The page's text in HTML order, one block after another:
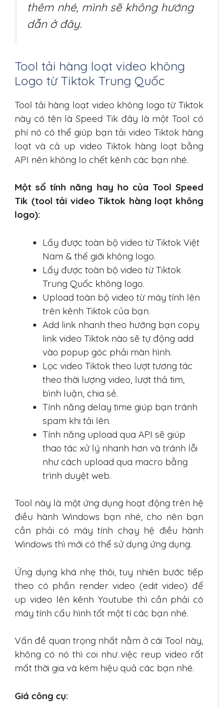
thêm nhé, mình sẽ không hướng
dẫn ở đây.
Tool tải hàng loạt video không
Logo từ Tiktok Trung Quốc
Tool tải hàng loạt video không logo từ Tiktok
này có tên là Speed Tik đây là một Tool có
phí nó có thể giúp bạn tải video Tiktok hàng
loạt và cả up video Tiktok hàng loạt bằng
API nên không lo chết kênh các bạn nhé.
Một số tính năng hay ho của Tool Speed
Tik (tool tải video Tiktok hàng loạt không
logo):
Lấy được toàn bộ video từ Tiktok Việt
Nam & thế giới không logo.
Lấy được toàn bộ video từ Tiktok
Trung Quốc không logo.
Upload toàn bộ video từ máy tính lên
trên kênh Tiktok của bạn.
Add link nhanh theo hướng bạn copy
link video Tiktok nào sẽ tự động add
vào popup góc phải màn hình.
Lọc video Tiktok theo lượt tương tác
theo thời lượng video, lượt thả tim,
bình luận, chia sẻ.
Tính năng delay time giúp bạn tránh
spam khi tải lên.
Tính năng upload qua API sẽ giúp
thao tác xử lý nhanh hơn và tránh lỗi
như cách upload qua macro bằng
trình duyệt web.
Tool này là một ứng dụng hoạt động trên hệ
điều hành Windows bạn nhé, cho nên bạn
cần phải có máy tính chạy hệ điều hành
Windows thì mới có thể sử dụng ứng dụng.
Ứng dụng khá nhẹ thôi, tuy nhiên bước tiếp
theo có phần render video (edit video) để
up video lên kênh Youtube thì cần phải có
máy tính cấu hình tốt một tí các bạn nhé.
Vấn đề quan trọng nhất nằm ở cái Tool này,
không có nó thì coi như việc reup video rất
mất thời gia và kém hiệu quả các bạn nhé.
Giá công cụ: